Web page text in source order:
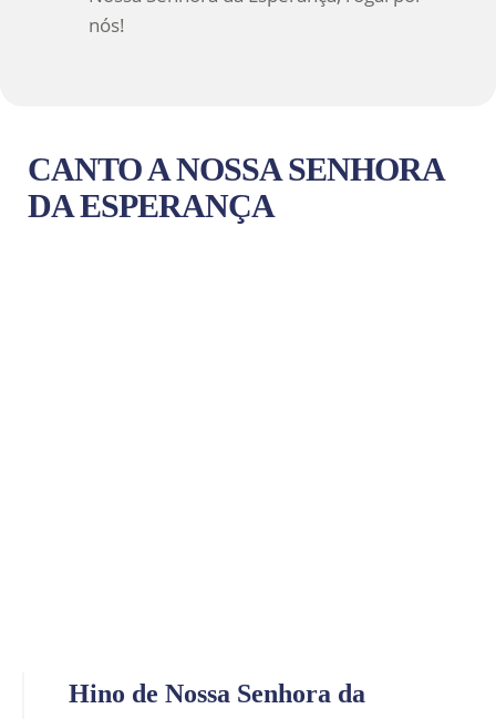
nós!
CANTO A NOSSA SENHORA
DA ESPERANÇA
Hino de Nossa Senhora da